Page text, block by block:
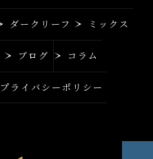
ダークリーフ ミックス
ブログ コラム
プライバシーポリシー